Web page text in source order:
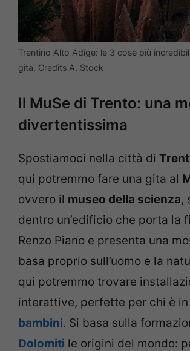
Trentino Alto Adige: le 3 cose più
gita. Credits A. Stock
Il MuSe di Trento: una
divertentissima
Spostiamoci nella città di
qui potremmo fare una gita al
ovvero il museo della scienza,
dentro un’edificio che porta la
Renzo Piano e presenta una
basa proprio sull’uomo e la
qui potremmo trovare
interattive, perfette per chi è in
bambini. Si basa sulla
Dolomiti le origini del mondo: